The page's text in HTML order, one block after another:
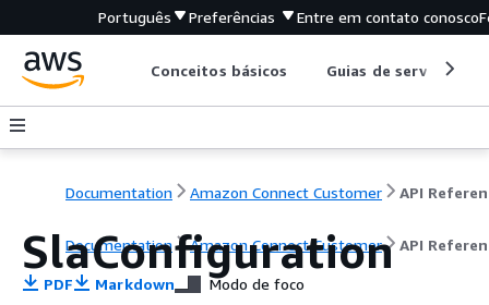
Português Preferências Entre em contato conosco
Conceitos básicos Guias de serviço
Documentation Amazon Connect Customer API
Documentation Amazon Connect Customer API
SlaConfiguration
PDF Markdown Modo de foco